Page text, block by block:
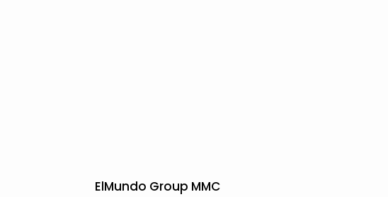
ElMundo Group MMC